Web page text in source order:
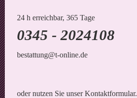
24 h erreichbar, 365 Tage
0345 - 2024108
bestattung@t-online.de
oder nutzen Sie unser Kontaktformular.